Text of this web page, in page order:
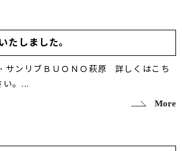
たしました。
サンリブＢＵＯＮＯ萩原 詳しくはこち
い。...
More